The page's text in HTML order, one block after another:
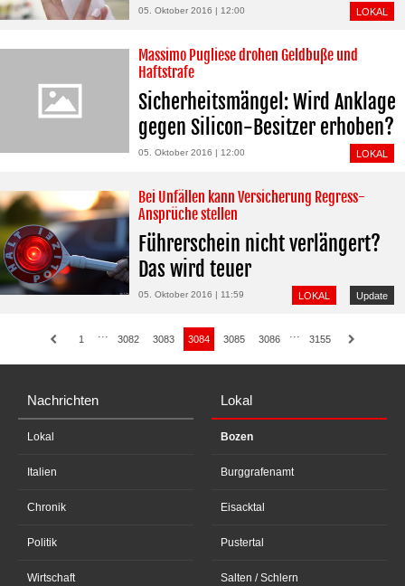
05. Oktober 2016 | 12:00 LOKAL
Massimo Pugliese drohen Geldbuße und
Haftstrafe
Sicherheitsmängel: Wird Anklage
gegen Silicon-Besitzer erhoben?
05. Oktober 2016 | 12:00 LOKAL
Bei Unfällen kann Versicherung Regress-
Ansprüche stellen
Führerschein nicht verlängert?
Das wird teuer
05. Oktober 2016 | 11:59 Update
LOKAL
1 ··· 3082 3083 3084 3085 3086 ··· 3155
Nachrichten
Lokal
Italien
Chronik
Politik
Wirtschaft
Lokal
Bozen
Burggrafenamt
Eisacktal
Pustertal
Salten / Schlern